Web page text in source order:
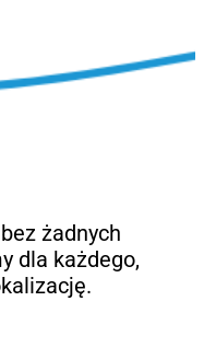
żadnych
dla każdego,